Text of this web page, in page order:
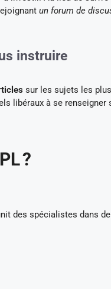
un forum de
instruire
sur les sujets les
libéraux à se
?
des spécialistes dans